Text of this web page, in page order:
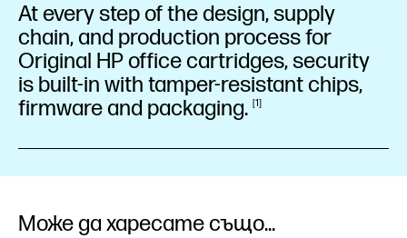
At every step of the design, supply
chain, and production process for
Original HP office cartridges, security
is built-in with tamper-resistant chips,
firmware and packaging. 1
Може да харесате също...